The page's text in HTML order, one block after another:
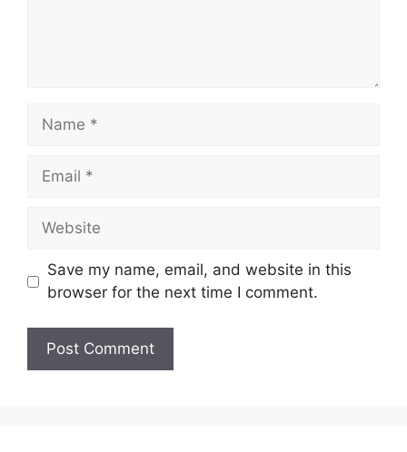
Save my name, email, and website in this
browser for the next time I comment.